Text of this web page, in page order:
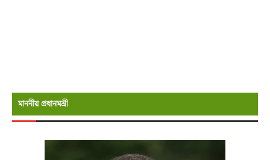
মাননীয় প্রধানমন্রী